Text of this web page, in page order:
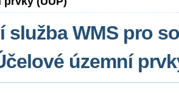
služba WMS pro
územní